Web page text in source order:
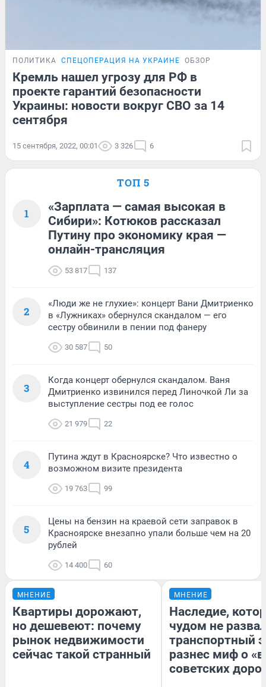
ПОЛИТИКА СПЕЦОПЕРАЦИЯ НА УКРАИНЕ ОБЗОР
Кремль нашел угрозу для РФ в
проекте гарантий безопасности
Украины: новости вокруг СВО за 14
сентября
15 сентября, 2022, 00:01 3 326 6
ТОП 5
1
«Зарплата — самая высокая в
Сибири»: Котюков рассказал
Путину про экономику края —
онлайн-трансляция
53 817 137
2
«Люди же не глухие»: концерт Вани Дмитриенко
в «Лужниках» обернулся скандалом — его
сестру обвинили в пении под фанеру
30 587 50
3
Когда концерт обернулся скандалом. Ваня
Дмитриенко извинился перед Линочкой Ли за
выступление сестры под ее голос
21 979 22
4
Путина ждут в Красноярске? Что известно о
возможном визите президента
19 763 99
5
Цены на бензин на краевой сети заправок в
Красноярске внезапно упали больше чем на 20
рублей
14 400 60
МНЕНИЕ
Квартиры дорожают,
но дешевеют: почему
рынок недвижимости
сейчас такой странный
МНЕНИЕ
Наследие,
чудом не
транспортный
разнес миф о
советских